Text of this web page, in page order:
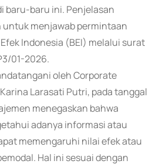
baru-baru ini. Penjelasan
menjawab permintaan
Indonesia (BEI) melalui surat
01-2026.
oleh Corporate
Larasati Putri, pada tanggal
menegaskan bahwa
adanya informasi atau
memengaruhi nilai efek atau
Hal ini sesuai dengan